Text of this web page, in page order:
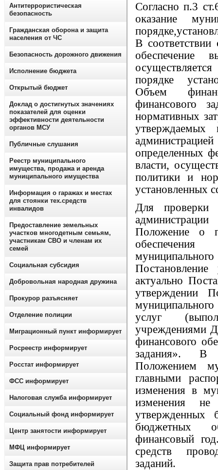
Согласно п.3
оказание
В
обеспечение
порядке
Объем
финансового
нормативных
утверждаемых
определенных
власти,
политики и
установленных
Для проверки
Положение о
актуально
утверждении
услуг
учреждениями
финансового
задания». В
Положением
главными
изменения в
изменения
утвержденных
бюджетных
финансовый
средств
заданий.
Антитеррористическая
безопасность
Гражданская оборона и защита
населения от ЧС
Безопасность дорожного движения
Исполнение бюджета
Открытый бюджет
Доклад о достигнутых значениях
показателей для оценки
эффективности деятельности
органов МСУ
Публичные слушания
Реестр муниципального
имущества, продажа и аренда
муниципального имущества
Информация о гаражах и местах
для стоянки тех.средств
инвалидов
Предоставление земельных
участков многодетным семьям,
участникам СВО и членам их
семей
Социальная субсидия
Добровольная народная дружина
Прокурор разъясняет
Отделение полиции
Миграционный пункт информирует
Росреестр информирует
Росстат информирует
ФСС информирует
Налоговая служба информирует
Социальный фонд информирует
Центр занятости информирует
МФЦ информирует
Защита прав потребителей